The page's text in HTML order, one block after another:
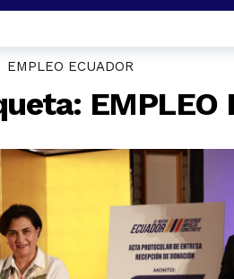
Noticias para migrantes
EMPLEO ECUADOR
EMPLEO